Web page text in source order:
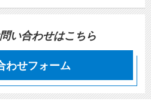
い合わせはこちら
わせフォーム